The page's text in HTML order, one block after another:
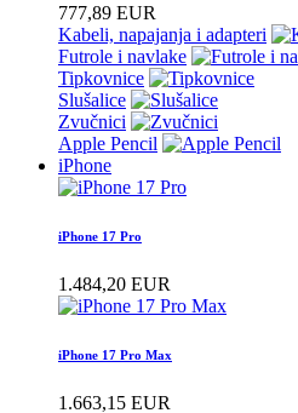
777,89 EUR
Kabeli, napajanja i adapteri
Futrole i navlake
Tipkovnice
Slušalice
Zvučnici
Apple Pencil
iPhone
iPhone 17 Pro
1.484,20 EUR
iPhone 17 Pro Max
1.663,15 EUR